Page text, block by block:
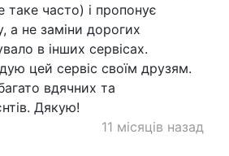
часто) і пропонує
а не заміни дорогих
в інших сервісах.
цей сервіс своїм друзям.
вдячних та
Дякую!
11 місяців назад